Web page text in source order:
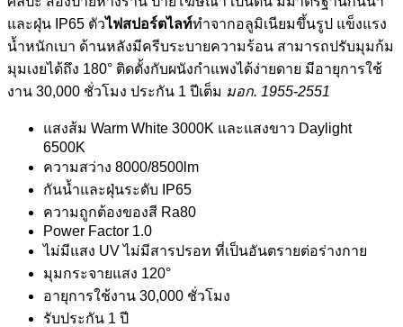
และฝุ่น IP65 ตัวไฟสปอร์ตไลท์ทำจากอลูมิเนียมขึ้นรูป แข็งแรง
น้ำหนักเบา ด้านหลังมีครีบระบายความร้อน สามารถปรับมุมก้ม
มุมเงยได้ถึง 180° ติดตั้งกับผนังกำแพงได้ง่ายดาย มีอายุการใช้
งาน 30,000 ชั่วโมง ประกัน 1 ปีเต็ม มอก. 1955-2551
แสงส้ม Warm White 3000K และแสงขาว Daylight
6500K
ความสว่าง 8000/8500lm
กันน้ำและฝุ่นระดับ IP65
ความถูกต้องของสี Ra80
Power Factor 1.0
ไม่มีแสง UV ไม่มีสารปรอท ที่เป็นอันตรายต่อร่างกาย
มุมกระจายแสง 120°
อายุการใช้งาน 30,000 ชั่วโมง
รับประกัน 1 ปี